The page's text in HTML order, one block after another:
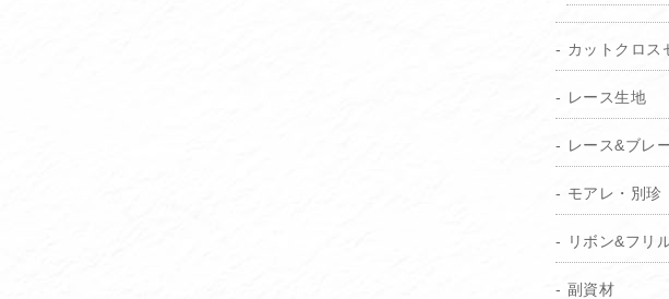
カットクロス
レース生地
レース&ブレ
モアレ・別珍
リボン&フリ
副資材